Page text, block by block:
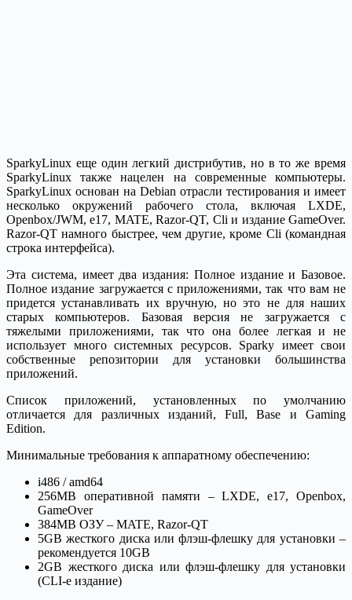
SparkyLinux еще один легкий дистрибутив, но в то же время
SparkyLinux также нацелен на современные компьютеры.
SparkyLinux основан на Debian отрасли тестирования и имеет
несколько окружений рабочего стола, включая LXDE,
Openbox/JWM, e17, MATE, Razor-QT, Cli и издание GameOver.
Razor-QT намного быстрее, чем другие, кроме Cli (командная
строка интерфейса).
Эта система, имеет два издания: Полное издание и Базовое.
Полное издание загружается с приложениями, так что вам не
придется устанавливать их вручную, но это не для наших
старых компьютеров. Базовая версия не загружается с
тяжелыми приложениями, так что она более легкая и не
использует много системных ресурсов. Sparky имеет свои
собственные репозитории для установки большинства
приложений.
Список приложений, установленных по умолчанию
отличается для различных изданий, Full, Base и Gaming
Edition.
Минимальные требования к аппаратному обеспечению:
i486 / amd64
256MB оперативной памяти – LXDE, e17, Openbox,
GameOver
384MB ОЗУ – MATE, Razor-QT
5GB жесткого диска или флэш-флешку для установки –
рекомендуется 10GB
2GB жесткого диска или флэш-флешку для установки
(CLI-е издание)